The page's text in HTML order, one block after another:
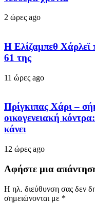
2 ώρες ago
Η Ελίζαμπεθ Χάρλεϊ
61 της
11 ώρες ago
Πρίγκιπας Χάρι –
οικογενειακή
κάνει
12 ώρες ago
Αφήστε μια
Η ηλ. διεύθυνση σας δεν
σημειώνονται με *